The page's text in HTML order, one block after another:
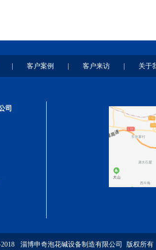
客户案例 客户来访 关于
司
淄博申奇泡花碱设备制造有限公司 版权所有